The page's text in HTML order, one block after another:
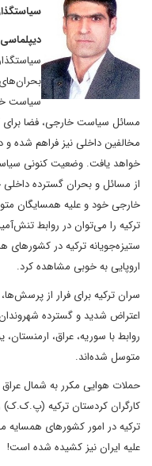
دیپلماسی
سیاست
مسائل سیاست خارجی، فضا
مخالفین داخلی نیز فراهم شده
خواهد یافت. وضعیت کنونی
از مسائل و بحران گسترده
خارجی خود و علیه همسایگان
ترکیه را می‌توان در روابط
ستیزه‌جویانه ترکیه در
اروپایی به خوبی مشاهده کرد.
سران ترکیه برای فرار از
اعتراض شدید و گسترده
روابط با سوریه، عراق،
متوسل شده‌اند.
حملات هوایی مکرر به شمال عراق
کارگران کردستان ترکیه (پ.ک.ک)
ترکیه در امور کشورهای
علیه ایران نیز کشیده شده است!